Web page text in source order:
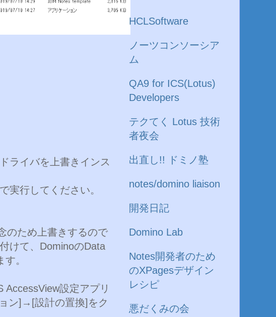
ライバを上書きインス
実行してください。
のため上書きするので
けて、DominoのData
。
設定アプリ
ン]→[設計の置換]をク
HCLSoftware
ノーツコンソーシア
ム
QA9 for ICS(Lotus)
Developers
テクてく Lotus 技術
者夜会
出直し!! ドミノ塾
notes/domino liaison
開発日記
Domino Lab
Notes開発者のため
のXPagesデザイン
レシピ
悪だくみの会